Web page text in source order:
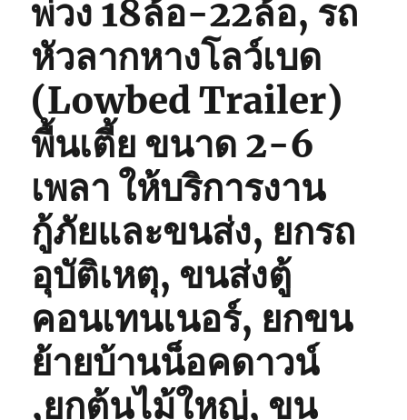
พ่วง 18ล้อ-22ล้อ, รถ
หัวลากหางโลว์เบด
(Lowbed Trailer)
พื้นเตี้ย ขนาด 2-6
เพลา ให้บริการงาน
กู้ภัยและขนส่ง, ยกรถ
อุบัติเหตุ, ขนส่งตู้
คอนเทนเนอร์, ยกขน
ย้ายบ้านน็อคดาวน์
,ยกต้นไม้ใหญ่, ขน